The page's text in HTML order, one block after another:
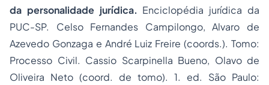
da personalidade jurídica. Enciclopédia jurídica da
PUC-SP. Celso Fernandes Campilongo, Alvaro de
Azevedo Gonzaga e André Luiz Freire (coords.). Tomo:
Processo Civil. Cassio Scarpinella Bueno, Olavo de
Oliveira Neto (coord. de tomo). 1. ed. São Paulo: